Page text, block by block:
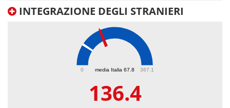
INTEGRAZIONE DEGLI STRANIERI
media Italia 67.8
0 367.1
136.4